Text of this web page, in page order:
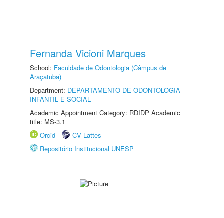
Fernanda Vicioni Marques
School: Faculdade de Odontologia (Câmpus de
Araçatuba)
Department: DEPARTAMENTO DE ODONTOLOGIA
INFANTIL E SOCIAL
Academic Appointment Category: RDIDP Academic
title: MS-3.1
Orcid
CV Lattes
Repositório Institucional UNESP